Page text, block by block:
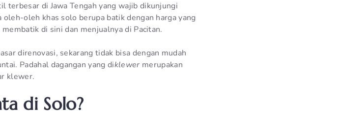
terbesar di Jawa Tengah yang wajib dikunjungi
oleh khas solo berupa batik dengan harga yang
di sini dan menjualnya di Pacitan.
direnovasi, sekarang tidak bisa dengan mudah
Padahal dagangan yang diklewer merupakan
klewer.
di Solo?